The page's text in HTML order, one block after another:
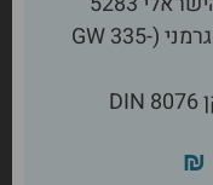
כולל תו תקן ירוק 14020, התקן הגרמני (GW 335-
התקן ההולנדי BRL-K17105 , תקן DIN 8076
₪